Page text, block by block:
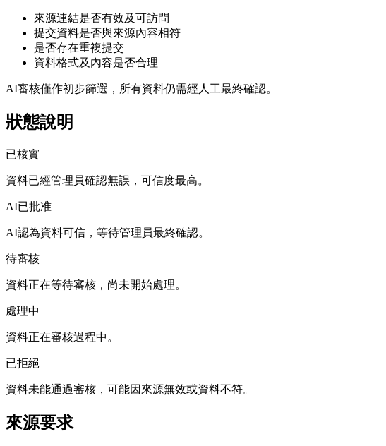
來源連結是否有效及可訪問
提交資料是否與來源內容相符
是否存在重複提交
資料格式及內容是否合理
AI審核僅作初步篩選，所有資料仍需經人工最終確認。
狀態說明
已核實
資料已經管理員確認無誤，可信度最高。
AI已批准
AI認為資料可信，等待管理員最終確認。
待審核
資料正在等待審核，尚未開始處理。
處理中
資料正在審核過程中。
已拒絕
資料未能通過審核，可能因來源無效或資料不符。
來源要求